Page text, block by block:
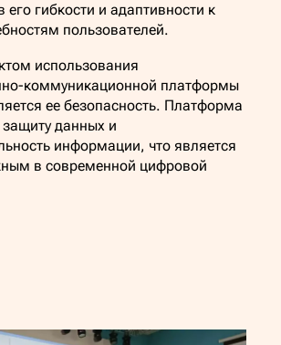
его гибкости и адаптивности к
пользователей.
использования
коммуникационной платформы
ее безопасность. Платформа
защиту данных и
информации, что является
в современной цифровой